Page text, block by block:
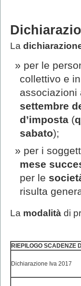
La
per le
collettivo e
associazioni
settembre
d’imposta (
sabato);
per i
mese
per le
risulta
La modalità di
RIEPILOGO SCADENZE
Dichiarazione Iva 2017